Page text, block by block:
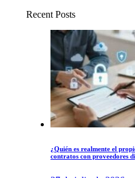
Recent Posts
¿Quién es realmente el
contratos con proveedores